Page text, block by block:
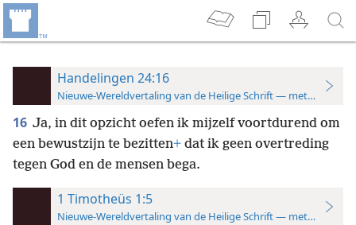
Handelingen 24:16
Nieuwe-Wereldvertaling van de Heilige Schrift — met
16 Ja, in dit opzicht oefen ik mijzelf voortdurend om
een bewustzijn te bezitten+ dat ik geen overtreding
tegen God en de mensen bega.
1 Timotheüs 1:5
Nieuwe-Wereldvertaling van de Heilige Schrift — met